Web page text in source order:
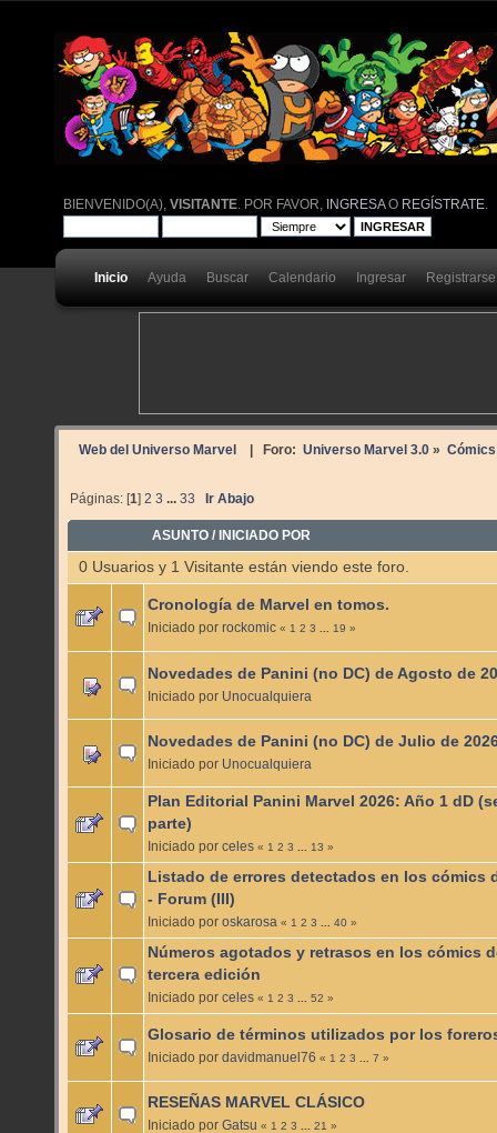
BIENVENIDO(A),VISITANTE . POR FAVOR, INGRESAO REGÍSTRATE
Inicio Ayuda Buscar Calendario Ingresar Registrarse
Web del Universo Marvel | Foro: Universo Marvel 3.0» Cómics
Páginas: [1]2 3 ...33 Ir Abajo
ASUNTO /INICIADO POR
0 Usuarios y 1 Visitante están viendo este foro.
Cronología de Marvel en tomos.
Iniciado por rockomic « 1 2 3 19 »
Novedades de Panini (no DC) de Agosto de
Iniciado por Unocualquiera
Novedades de Panini (no DC) de Julio de
Iniciado por Unocualquiera
Plan Editorial Panini Marvel 2026: Año 1 dD
parte)
Iniciado por celes « 1 2 3 13 »
Listado de errores detectados en los cómics
- Forum (III)
Iniciado por oskarosa « 1 2 3 40 »
Números agotados y retrasos en los cómics
tercera edición
Iniciado por celes « 1 2 3 52 »
Glosario de términos utilizados por los
Iniciado por davidmanuel76 « 1 2 3 7 »
RESEÑAS MARVEL CLÁSICO
Iniciado por Gatsu « 1 2 3 21 »